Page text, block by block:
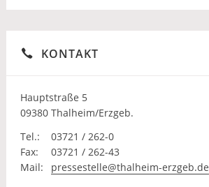
KONTAKT
Hauptstraße 5
09380 Thalheim/Erzgeb.
Tel.:
03721 / 262-0
Fax:
03721 / 262-43
Mail:
pressestelle@thalheim-erzgeb.de